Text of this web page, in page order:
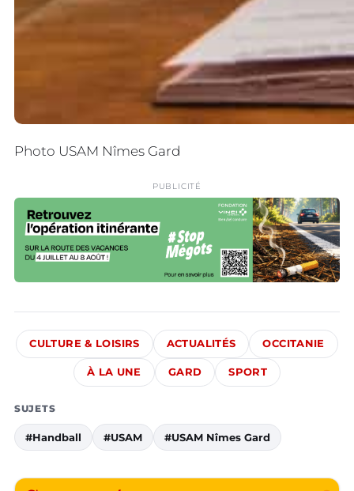
Photo USAM Nîmes Gard
PUBLICITÉ
CULTURE & LOISIRS ACTUALITÉS OCCITANIE
À LA UNE GARD SPORT
SUJETS
#Handball #USAM #USAM Nîmes Gard